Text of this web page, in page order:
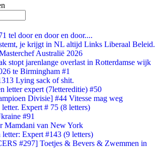
tel door en door en door....
je krijgt in NL altijd Links Liberaal Beleid.
Australië 2026
stopt jarenlange overlast in Rotterdamse wijk
te Birmingham #1
Lying sack of shit.
letter expert (7lettereditie) #50
Divisie] #44 Vitesse mag weg
letter. Expert # 75 (8 letters)
#91
Mamdani van New York
letter: Expert #143 (9 letters)
#297] Toetjes & Bevers & Zwemmen in